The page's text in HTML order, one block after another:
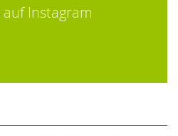
auf Instagram